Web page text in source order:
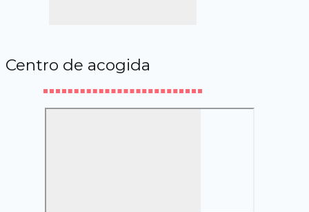
Centro de acogida